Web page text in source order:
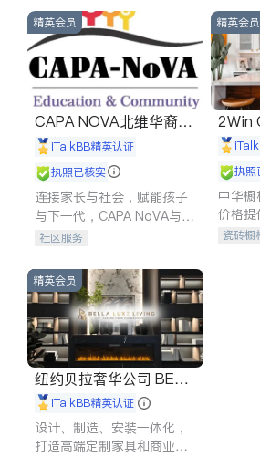
建筑合同、刑事案件全包办
信托/遗嘱
商业
索赔
律师-其它 保释
精英会员
CAPA NOVA北维华裔家
长会iTalkBB精英认证
执照已核实
连接家长与社会，赋能孩子
与下一代，CAPA NoVA与您
携手建设包容、公平、充满
社区服务
精英会员
2Win
执照
中华
价格提
台面
瓷砖橱
精英会员
纽约贝拉奢华公司 BELL
A LUXE
iTalkBB精英认证
设计、制造、安装一体化，
打造高端定制家具和商业空